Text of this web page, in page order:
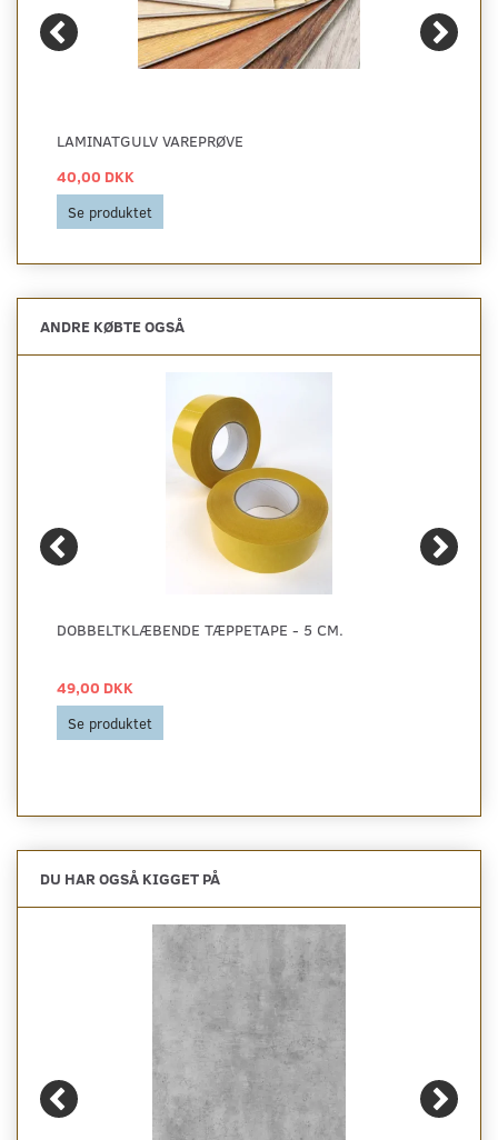
LAMINATGULV VAREPRØVE
40,00 DKK
Se produktet
ANDRE KØBTE OGSÅ
DOBBELTKLÆBENDE TÆPPETAPE - 5 CM.
49,00 DKK
Se produktet
DU HAR OGSÅ KIGGET PÅ